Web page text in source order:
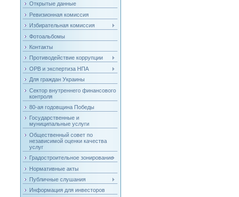
Открытые данные
Ревизионная комиссия
Избирательная комиссия
Фотоальбомы
Контакты
Противодействие коррупции
ОРВ и экспертиза НПА
Для граждан Украины
Сектор внутреннего финансового
контроля
80-ая годовщина Победы
Государственные и
муниципальные услуги
Общественный совет по
независимой оценки качества
услуг
Градостроительное зонирование
Нормативные акты
Публичные слушания
Информация для инвесторов